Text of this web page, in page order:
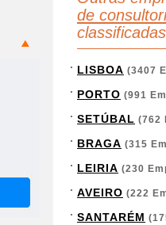
de
LISBOA (3407
PORTO (991
SETÚBAL (762
BRAGA (315
LEIRIA (230
AVEIRO (222
SANTARÉM